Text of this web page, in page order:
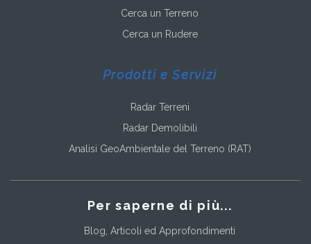
Cerca un Terreno
Cerca un Rudere
Prodotti e Servizi
Radar Terreni
Radar Demolibili
Analisi GeoAmbientale del Terreno (RAT)
Per saperne di più...
Blog, Articoli ed Approfondimenti